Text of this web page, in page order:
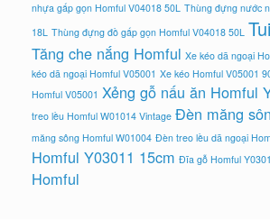
nhựa gấp gọn Homful V04018 50L Thùng đựng nước
18L Thùng đựng đồ gấp gọn Homful V04018 50L
Tăng che nắng Homful Xe kéo dã ngoại
kéo dã ngoại Homful V05001 Xe kéo Homful V05001
Homful V05001 Xẻng gỗ nấu ăn Homful
treo lều Homful W01014 Vintage Đèn măng
măng sông Homful W01004 Đèn treo lều dã ngoại
Homful Y03011 15cm Đĩa gỗ Homful
Homful